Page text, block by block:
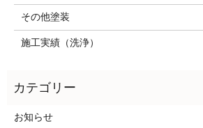
その他塗装
施工実績（洗浄）
お知らせ